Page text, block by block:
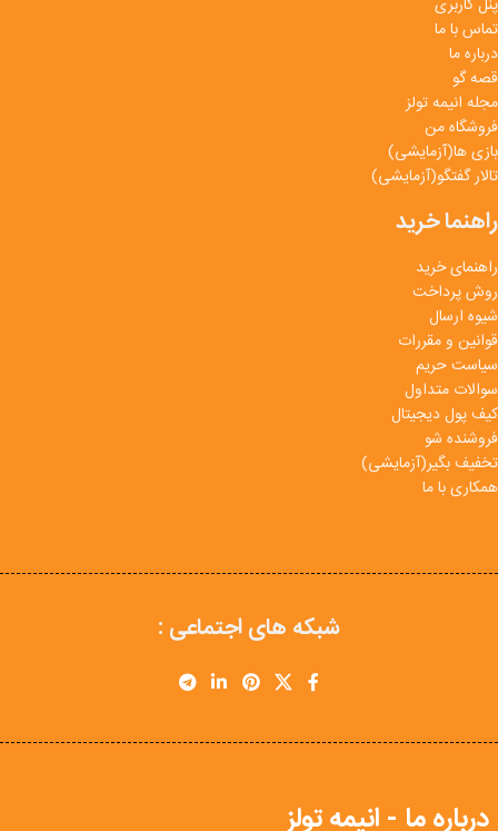
تماس با ما
درباره ما
قصه گو
مجله انیمه تولز
فروشگاه من
بازی ها(آزمایشی)
تالار گفتگو(آزمایشی)
راهنما خرید
راهنمای خرید
روش پرداخت
شیوه ارسال
قوانین و مقررات
سیاست حریم
سوالات متداول
کیف پول دیجیتال
فروشنده شو
تخفیف بگیر(آزمایشی)
همکاری با ما
شبکه های اجتماعی :
درباره ما - انیمه تولز